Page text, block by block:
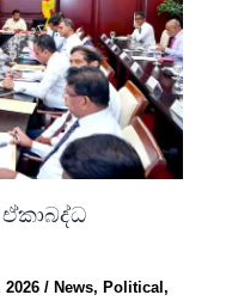
2026/ News, Political,